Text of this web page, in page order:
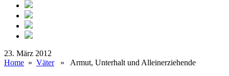
23. März 2012
Home » Väter» Armut, Unterhalt und Alleinerziehende